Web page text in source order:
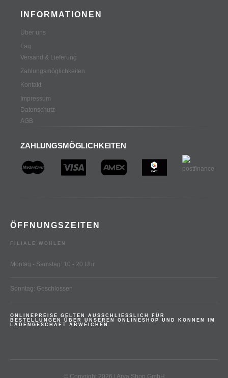
INFORMATIONEN
Über uns
Faq
Versand & Lieferung
Zahlungsmöglichkeiten
Kontakt
Impressum
Datenschutz
AGB
ZAHLUNGSMÖGLICHKEITEN
ÖFFNUNGSZEITEN
FILIALE WOHLEN
Montag - Samstag: 10 - 20 Uhr
Sonntag: Geschlossen
ONLINEPREISE GELTEN AUSSCHLIESSLICH FÜR
BESTELLUNGEN ÜBER UNSEREN ONLINESHOP UND KÖNNEN IM
LADENGESCHÄFT ABWEICHEN.
© Copyright 2026 | Arya Shop GmbH